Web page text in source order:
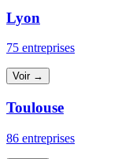
Lyon
75 entreprises
Voir →
Toulouse
86 entreprises